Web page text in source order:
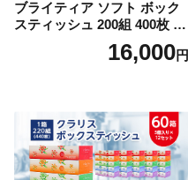
ブライティア ソフト ボック
スティッシュ 200組 400枚 60
箱 日本製 まとめ買い ティッ
シュ リサイクル 長持 防災 常
倶知安町 日用品
16,000円